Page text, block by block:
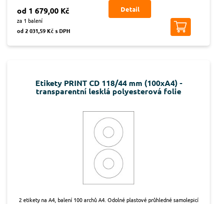
od 1 679,00 Kč
za 1 balení
od 2 031,59 Kč s DPH
Detail
Etikety PRINT CD 118/44 mm (100xA4) -
transparentní lesklá polyesterová folie
2 etikety na A4, balení 100 archů A4. Odolné plastové průhledné samolepicí